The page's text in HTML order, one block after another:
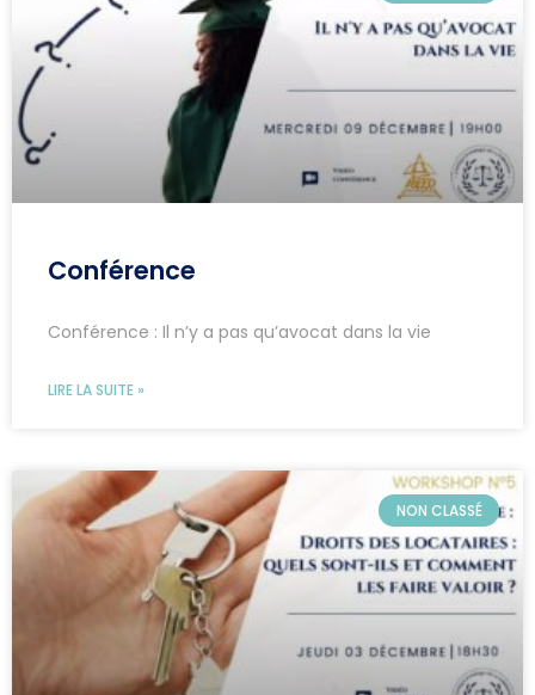
Conférence
Conférence : Il n’y a pas qu’avocat dans la vie
LIRE LA SUITE »
NON CLASSÉ